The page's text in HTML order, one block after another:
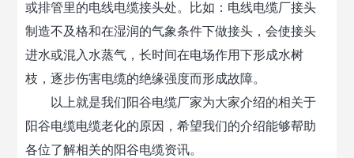
或排管里的电线电缆接头处。比如：电线电缆厂接头
制造不及格和在湿润的气象条件下做接头，会使接头
进水或混入水蒸气，长时间在电场作用下形成水树
枝，逐步伤害电缆的绝缘强度而形成故障。
以上就是我们阳谷电缆厂家为大家介绍的相关于
阳谷电缆电缆老化的原因，希望我们的介绍能够帮助
各位了解相关的阳谷电缆资讯。